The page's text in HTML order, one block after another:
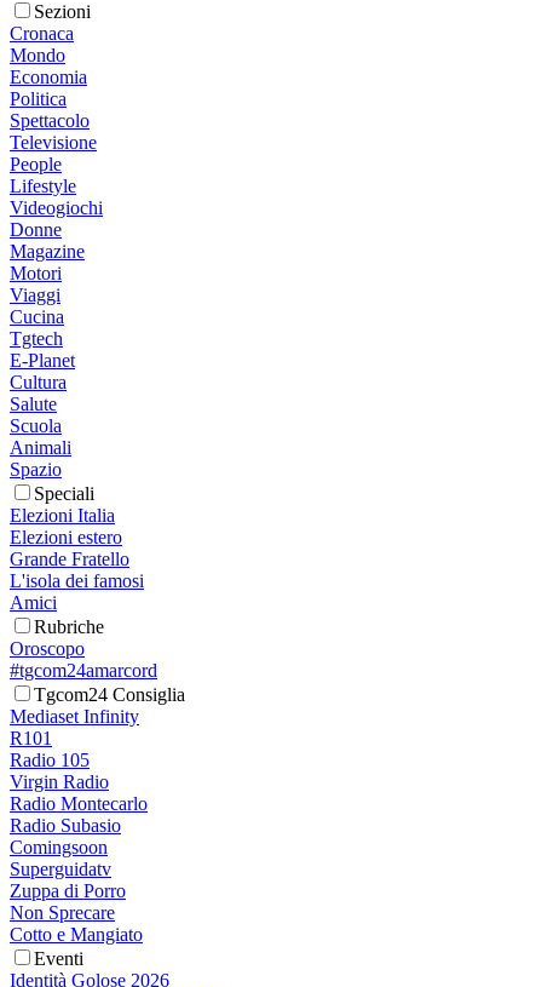
Sezioni
Cronaca
Mondo
Economia
Politica
Spettacolo
Televisione
People
Lifestyle
Videogiochi
Donne
Magazine
Motori
Viaggi
Cucina
Tgtech
E-Planet
Cultura
Salute
Scuola
Animali
Spazio
Speciali
Elezioni Italia
Elezioni estero
Grande Fratello
L'isola dei famosi
Amici
Rubriche
Oroscopo
#tgcom24amarcord
Tgcom24 Consiglia
Mediaset Infinity
R101
Radio 105
Virgin Radio
Radio Montecarlo
Radio Subasio
Comingsoon
Superguidatv
Zuppa di Porro
Non Sprecare
Cotto e Mangiato
Eventi
Identità Golose 2026